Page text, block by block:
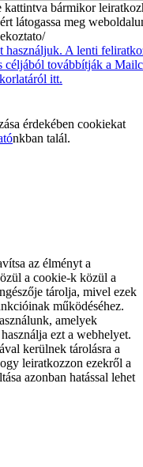
bármikor
látogassa meg
A lenti
céljából továbbítják a
itt.
érdekében cookiekat
nkban talál.
az élményt a
a cookie-k közül a
tárolja, mivel ezek
működéséhez.
amelyek
ezt a webhelyet.
kerülnek tárolásra a
leiratkozzon ezekről a
azonban hatással lehet